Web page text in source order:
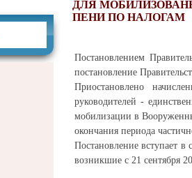
ДЛЯ
ПЕНИ ПО НАЛОГАМ
Постановлением
постановление
Приостановлено
руководителей -
мобилизации в
окончания периода
Постановление вступает
возникшие с 21 сентября